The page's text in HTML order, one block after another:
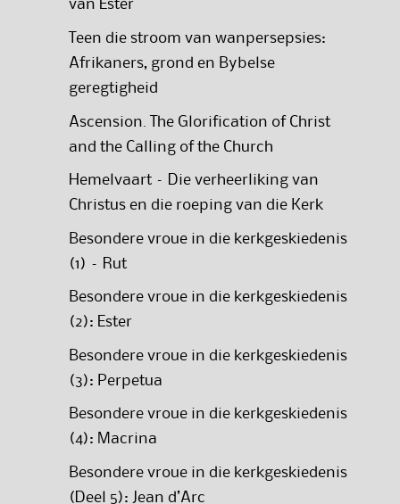
van Ester
Teen die stroom van wanpersepsies:
Afrikaners, grond en Bybelse
geregtigheid
Ascension. The Glorification of Christ
and the Calling of the Church
Hemelvaart – Die verheerliking van
Christus en die roeping van die Kerk
Besondere vroue in die kerkgeskiedenis
(1) – Rut
Besondere vroue in die kerkgeskiedenis
(2): Ester
Besondere vroue in die kerkgeskiedenis
(3): Perpetua
Besondere vroue in die kerkgeskiedenis
(4): Macrina
Besondere vroue in die kerkgeskiedenis
(Deel 5): Jean d’Arc